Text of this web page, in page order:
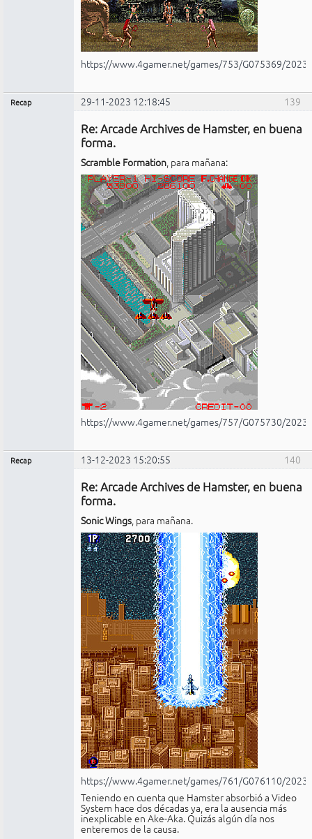
https://www.4gamer.net/games/753/G075369/
139
Recap 29-11-2023 12:18:45
Re: Arcade Archives de Hamster, en buena
forma.
Scramble Formation, para mañana:
https://www.4gamer.net/games/757/G075730/
140
Recap 13-12-2023 15:20:55
Re: Arcade Archives de Hamster, en buena
forma.
Sonic Wings, para mañana.
https://www.4gamer.net/games/761/G076110/
Teniendo en cuenta que Hamster absorbió a Video
System hace dos décadas ya, era la ausencia más
inexplicable en Ake-Aka. Quizás algún día nos
enteremos de la causa.